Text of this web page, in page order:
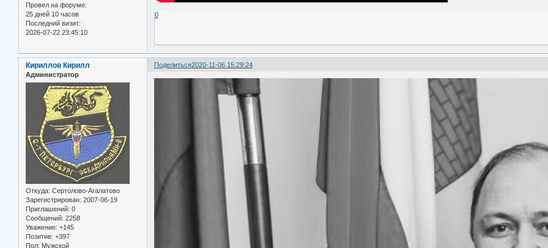
Провел на форуме:
25 дней 10 часов
Последний визит:
2026-07-22 23:45:10
0
Поделиться2020-11-06 15:29:24
Кириллов Кирилл
Администратор
Откуда: Сертолово-Агалатово
Зарегистрирован: 2007-06-19
Приглашений: 0
Сообщений: 2258
Уважение: +145
Позитив: +397
Пол: Мужской